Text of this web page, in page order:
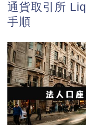
通貨取引所
手順